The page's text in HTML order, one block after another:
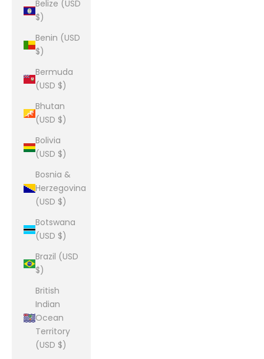
Belize (USD
$)
Benin (USD
$)
Bermuda
(USD $)
Bhutan
(USD $)
Bolivia
(USD $)
Bosnia &
Herzegovina
(USD $)
Botswana
(USD $)
Brazil (USD
$)
British
Indian
Ocean
Territory
(USD $)